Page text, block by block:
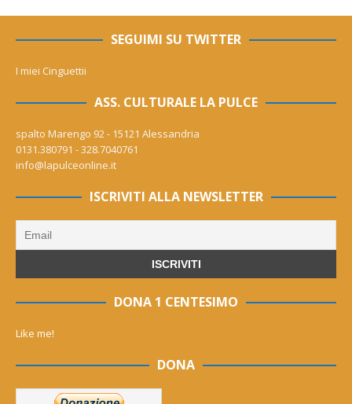
SEGUIMI SU TWITTER
I miei Cinguettii
ASS. CULTURALE LA PULCE
spalto Marengo 92 - 15121 Alessandria
0131.380791 - 328.7040761
info@lapulceonline.it
ISCRIVITI ALLA NEWSLETTER
DONA 1 CENTESIMO
Like me!
DONA